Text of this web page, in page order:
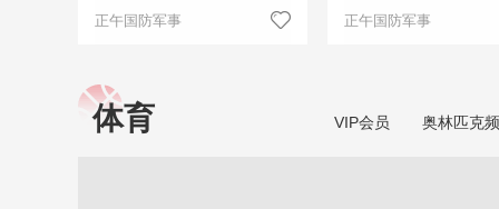
正午国防军事 正午国防军事
体育 VIP会员 奥林匹克